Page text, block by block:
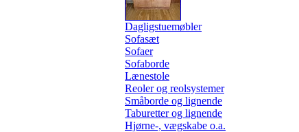
Dagligstuemøbler
Sofasæt
Sofaer
Sofaborde
Lænestole
Reoler og reolsystemer
Småborde og lignende
Taburetter og lignende
Hjørne-, vægskabe o.a.